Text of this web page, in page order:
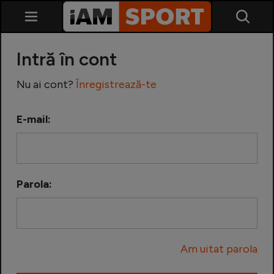
Echipa Națională
Intră în cont
Nu ai cont? Înregistrează-te
E-mail:
Parola:
Am uitat parola